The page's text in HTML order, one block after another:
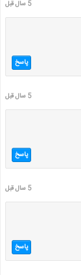
5 سال قبل
پاسخ
5 سال قبل
پاسخ
5 سال قبل
پاسخ